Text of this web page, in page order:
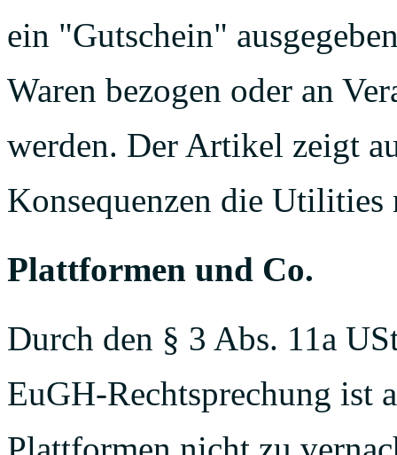
ein "Gutschein"
Waren bezogen oder an
werden. Der Artikel zeigt
Konsequenzen die Utilities
Plattformen und Co.
Durch den § 3 Abs. 11a
EuGH-Rechtsprechung ist